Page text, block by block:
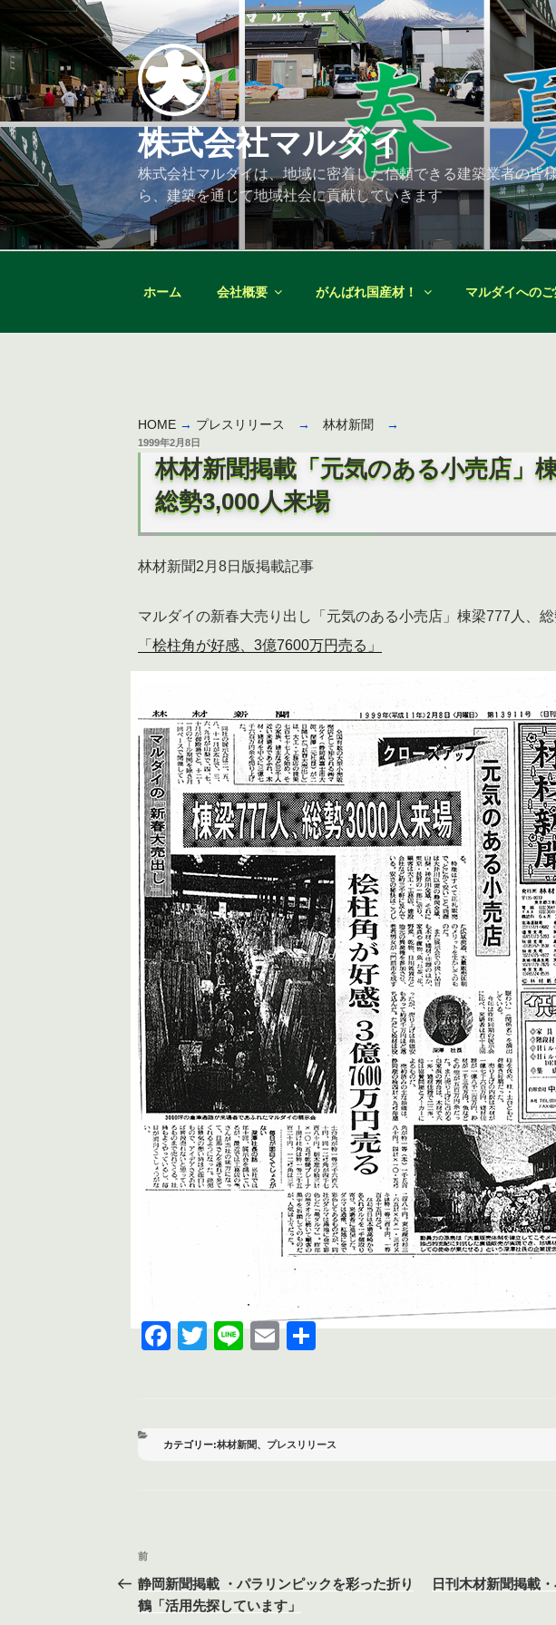
テ
ン
ツ
へ
ス
キ
ッ
プ
株式会社マルダイ
株式会社マルダイは、地域に密着した信頼できる建築業者の
ら、建築を通じて地域社会に貢献していきます
ホーム 会社概要 がんばれ国産材！ マルダイへの
HOME → プレスリリース → 林材新聞 →
投
稿
1999年2月8日
林材新聞掲載「元気のある小売店」棟
総勢3,000人来場
林材新聞2月8日版掲載記事
マルダイの新春大売り出し「元気のある小売店」棟梁777人、
「桧柱角が好感、3億7600万円売る」
F
b
T Li E 共
カ
林材新聞、 プレスリリース
投
稿
ナ
前
の
投
前
静岡新聞掲載 ・パラリンピックを彩った折り
鶴「活用先探しています」
日刊木材新聞掲載